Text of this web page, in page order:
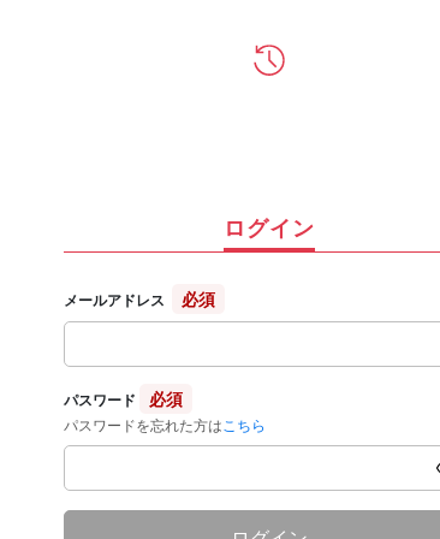
ログイン
メールアドレス 必須
パスワード 必須
パスワードを忘れた方は こちら